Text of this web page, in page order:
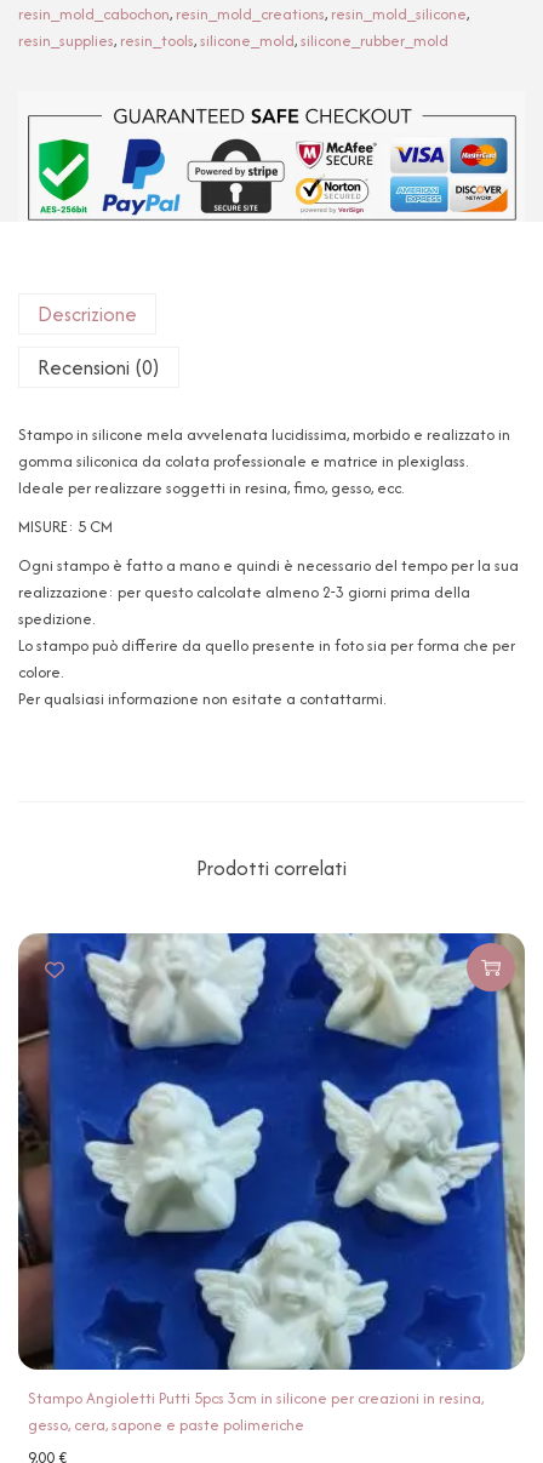
resin_mold_cabochon, resin_mold_creations, resin_mold_silicone,
resin_supplies, resin_tools,silicone_mold,silicone_rubber_mold
Descrizione
Recensioni (0)
Stampo in silicone mela avvelenata lucidissima, morbido e realizzato in
gomma siliconica da colata professionale e matrice in plexiglass.
Ideale per realizzare soggetti in resina, fimo, gesso, ecc.
MISURE: 5 CM
Ogni stampo è fatto a mano e quindi è necessario del tempo per la sua
realizzazione: per questo calcolate almeno 2-3 giorni prima della
spedizione.
Lo stampo può differire da quello presente in foto sia per forma che per
colore.
Per qualsiasi informazione non esitate a contattarmi.
Prodotti correlati
Stampo Angioletti Putti 5pcs 3cm in silicone per creazioni in resina,
gesso, cera, sapone e paste polimeriche
9,00€